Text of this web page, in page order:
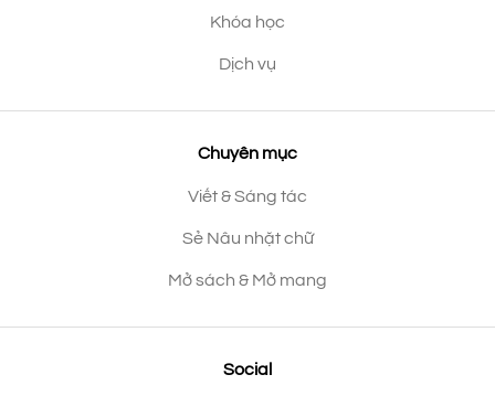
Khóa học
Dịch vụ
Chuyên mục
Viết & Sáng tác
Sẻ Nâu nhặt chữ
Mở sách & Mở mang
Social